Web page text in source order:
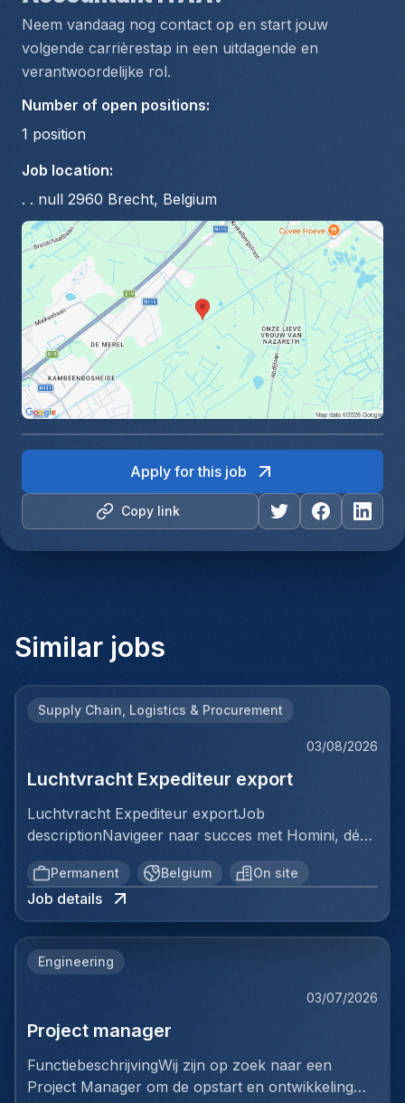
Neem vandaag nog contact op en start jouw
volgende carrièrestap in een uitdagende en
verantwoordelijke rol.
Number of open positions:
1 position
Job location:
. . null 2960 Brecht, Belgium
Copy link
Apply for this job
Similar jobs
Supply Chain, Logistics & Procurement
03/08/2026
Luchtvracht Expediteur export
Luchtvracht Expediteur exportJob
descriptionNavigeer naar succes met Homini, dé
brug tussen talent en uitmuntende opportuniteiten
binnen de arbeidsmarkt. Als voorloper in
wervingsdiensten, matchen we toptalent met
topbedrijven in diverse sectoren. Met onze
relaties en succesvolle plaatsingen. Bij Homini staat
keer op keer.Voor ons team logistiek & distributie
zoeken we: Luchtvracht Expediteur export Jouw
functie maak je deel uit van de luchtvrachtafdeling
en zorg je ervoor dat exportdossiers correct en
Permanent Belgium On site
Job details
Engineering
03/07/2026
Project manager
FunctiebeschrijvingWij zijn op zoek naar een
Project Manager om de opstart en ontwikkeling